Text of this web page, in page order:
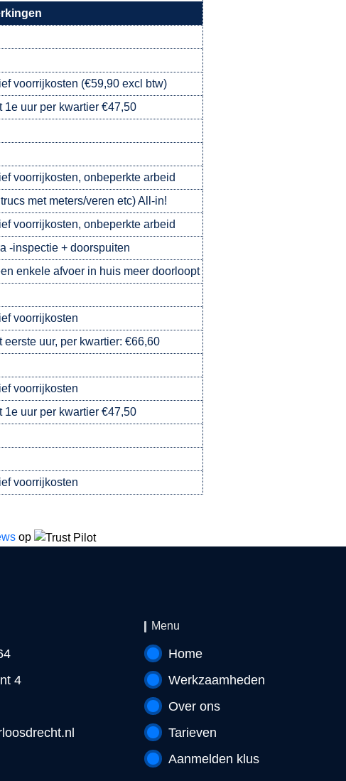
voorrijkosten (€59,90 excl btw)
1e uur per kwartier €47,50
voorrijkosten, onbeperkte arbeid
met meters/veren etc) All-in!
voorrijkosten, onbeperkte arbeid
-inspectie + doorspuiten
enkele afvoer in huis meer doorloopt
voorrijkosten
eerste uur, per kwartier: €66,60
voorrijkosten
1e uur per kwartier €47,50
voorrijkosten
op
4
Menu
Home
Werkzaamheden
Over ons
Tarieven
Aanmelden klus